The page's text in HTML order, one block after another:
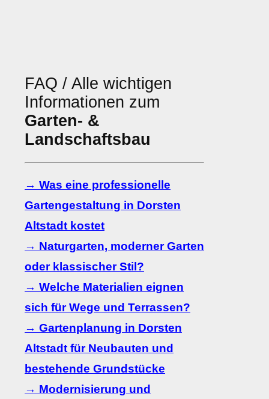
FAQ / Alle wichtigen
Informationen zum
Garten- &
Landschaftsbau
→ Was eine professionelle
Gartengestaltung in Dorsten
Altstadt kostet
→ Naturgarten, moderner Garten
oder klassischer Stil?
→ Welche Materialien eignen
sich für Wege und Terrassen?
→ Gartenplanung in Dorsten
Altstadt für Neubauten und
bestehende Grundstücke
→ Modernisierung und